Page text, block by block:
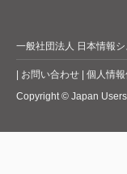
一般社団法人 日本情報
お問い合わせ 個人情
Copyright © Japan